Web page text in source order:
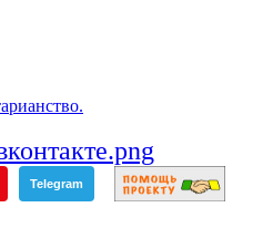
Telegram